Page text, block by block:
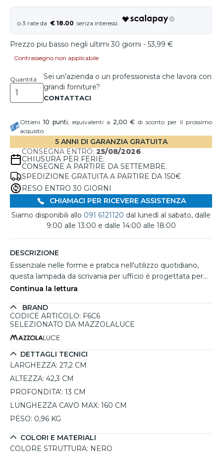
€ 18.00
Prezzo piu basso negli ultimi 30 giorni - 53,99 €
Contrassegno non applicabile
Quantità
Sei un'azienda o un professionista che lavora con
grandi forniture?
Ottieni 10 punti, equivalenti a 2,00 € di sconto per il prossimo
acquisto
5 ANNI DI GARANZIA GRATUITA
CONSEGNA ENTRO: 25/08/2026
CHIUSURA PER FERIE:
CONSEGNE A PARTIRE DA SETTEMBRE.
SPEDIZIONE GRATUITA A PARTIRE DA 150€
RESO ENTRO 30 GIORNI
CHIAMACI PER RICEVERE ASSISTENZA
Siamo disponibili allo 091 6121120 dal lunedì al sabato, dalle
9:00 alle 13:00 e dalle 14:00 alle 18:00
DESCRIZIONE
Essenziale nelle forme e pratica nell'utilizzo quotidiano,
questa lampada da scrivania per ufficio è progettata per
garantire comfort visivo e uno stile contemporaneo. La
postazioni operative moderne, home office e spazi studio,
mentre il corpo orientabile e inclinabile a 360° permette di
integrato da 3W emette una luce bianca calda da 2700K,
ideale per creare un ambiente confortevole durante il
lavoro. Il comando touch integrato consente di regolare
facilmente l'intensità luminosa secondo le proprie
Continua la lettura
BRAND
CODICE ARTICOLO: F6C6
SELEZIONATO DA MAZZOLALUCE
DETTAGLI TECNICI
LARGHEZZA: 27,2 CM
ALTEZZA: 42,3 CM
PROFONDITA': 13 CM
LUNGHEZZA CAVO MAX: 160 CM
PESO: 0,96 KG
COLORI E MATERIALI
COLORE STRUTTURA: NERO